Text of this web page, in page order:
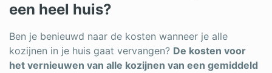
een heel huis?
Ben je benieuwd naar de kosten wanneer je alle
kozijnen in je huis gaat vervangen? De kosten voor
het vernieuwen van alle kozijnen van een gemiddeld